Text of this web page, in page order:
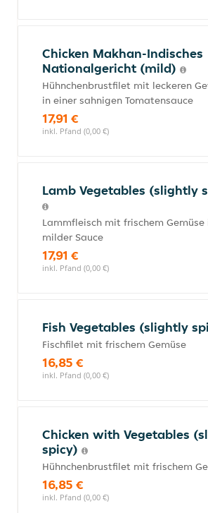
Chicken Makhan-Indisches
Nationalgericht (mild)
Hühnchenbrustfilet mit leckeren
in einer sahnigen Tomatensauce
17,91 €
inkl. Pfand (0,00 €)
Lamb Vegetables (slightly
Lammfleisch mit frischem Gemüse
milder Sauce
17,91 €
inkl. Pfand (0,00 €)
Fish Vegetables (slightly
Fischfilet mit frischem Gemüse
16,85 €
inkl. Pfand (0,00 €)
Chicken with Vegetables
spicy)
Hühnchenbrustfilet mit frischem
16,85 €
inkl. Pfand (0,00 €)